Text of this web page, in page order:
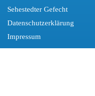
Sehestedter Gefecht
Datenschutzerklärung
Impressum